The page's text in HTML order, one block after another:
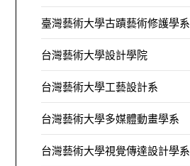
臺灣藝術大學古蹟藝術修護學系
台灣藝術大學設計學院
台灣藝術大學工藝設計系
台灣藝術大學多媒體動畫學系
台灣藝術大學視覺傳達設計學系